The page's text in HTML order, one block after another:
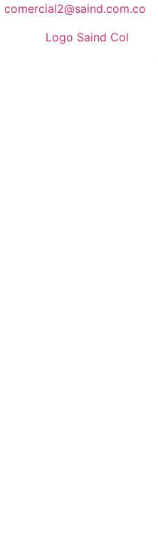
comercial2@saind.com.co